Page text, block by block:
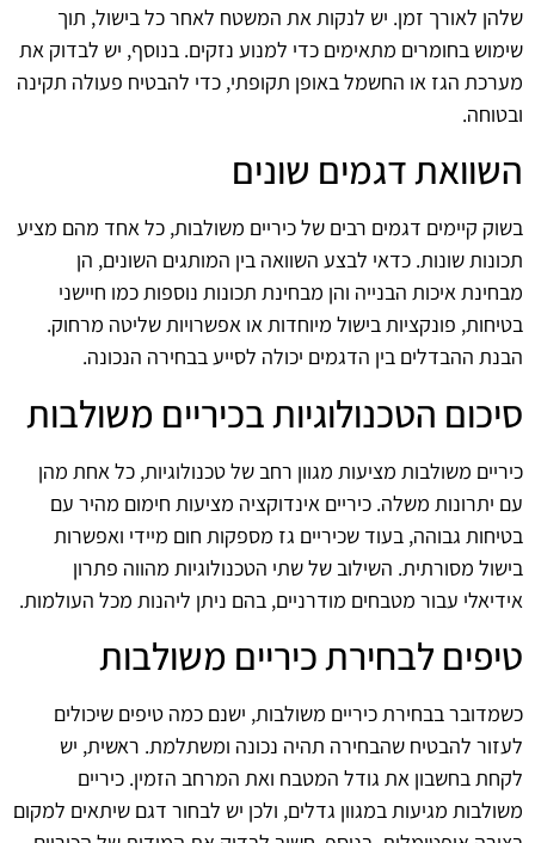
שלהן לאורך זמן. יש לנקות את המשטח לאחר כל בישול, תוך
שימוש בחומרים מתאימים כדי למנוע נזקים. בנוסף, יש לבדוק את
מערכת הגז או החשמל באופן תקופתי, כדי להבטיח פעולה תקינה
ובטוחה.
השוואת דגמים שונים
בשוק קיימים דגמים רבים של כיריים משולבות, כל אחד מהם מציע
תכונות שונות. כדאי לבצע השוואה בין המותגים השונים, הן
מבחינת איכות הבנייה והן מבחינת תכונות נוספות כמו חיישני
בטיחות, פונקציות בישול מיוחדות או אפשרויות שליטה מרחוק.
הבנת ההבדלים בין הדגמים יכולה לסייע בבחירה הנכונה.
סיכום הטכנולוגיות בכיריים משולבות
כיריים משולבות מציעות מגוון רחב של טכנולוגיות, כל אחת מהן
עם יתרונות משלה. כיריים אינדוקציה מציעות חימום מהיר עם
בטיחות גבוהה, בעוד שכיריים גז מספקות חום מיידי ואפשרות
בישול מסורתית. השילוב של שתי הטכנולוגיות מהווה פתרון
אידיאלי עבור מטבחים מודרניים, בהם ניתן ליהנות מכל העולמות.
טיפים לבחירת כיריים משולבות
כשמדובר בבחירת כיריים משולבות, ישנם כמה טיפים שיכולים
לעזור להבטיח שהבחירה תהיה נכונה ומשתלמת. ראשית, יש
לקחת בחשבון את גודל המטבח ואת המרחב הזמין. כיריים
משולבות מגיעות במגוון גדלים, ולכן יש לבחור דגם שיתאים למקום